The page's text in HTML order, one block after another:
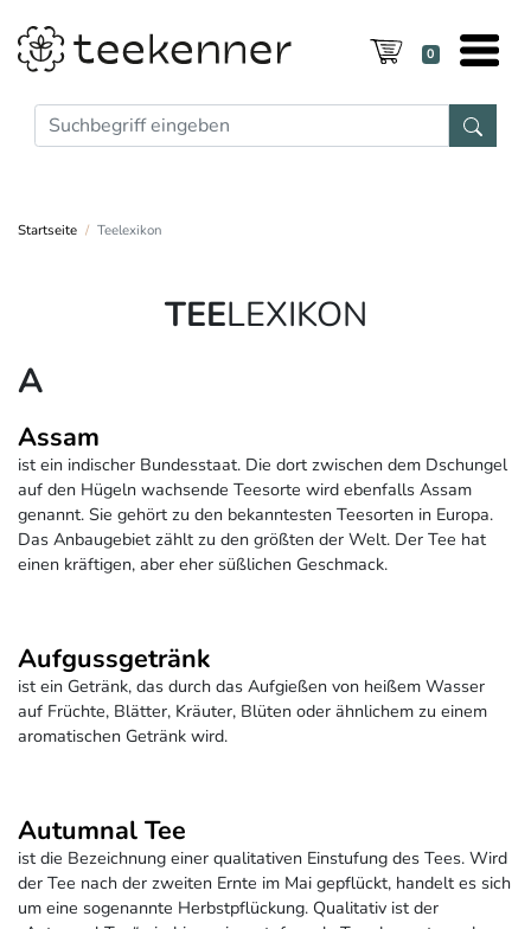
0
Startseite Teelexikon
TEELEXIKON
A
Assam
ist ein indischer Bundesstaat. Die dort zwischen dem Dschungel
auf den Hügeln wachsende Teesorte wird ebenfalls Assam
genannt. Sie gehört zu den bekanntesten Teesorten in Europa.
Das Anbaugebiet zählt zu den größten der Welt. Der Tee hat
einen kräftigen, aber eher süßlichen Geschmack.
Aufgussgetränk
ist ein Getränk, das durch das Aufgießen von heißem Wasser
auf Früchte, Blätter, Kräuter, Blüten oder ähnlichem zu einem
aromatischen Getränk wird.
Autumnal Tee
ist die Bezeichnung einer qualitativen Einstufung des Tees. Wird
der Tee nach der zweiten Ernte im Mai gepflückt, handelt es sich
um eine sogenannte Herbstpflückung. Qualitativ ist der